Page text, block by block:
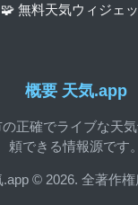
概要 天気.app
正確でライブな天
頼できる情報源です。
.app © 2026. 全著作権
🧩 無料天気ウィジェ